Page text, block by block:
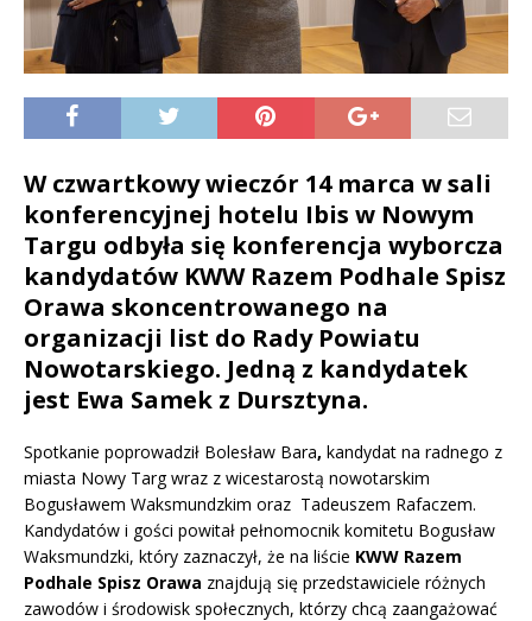
W czwartkowy wieczór 14 marca w sali
konferencyjnej hotelu Ibis w Nowym
Targu odbyła się konferencja wyborcza
kandydatów KWW Razem Podhale Spisz
Orawa skoncentrowanego na
organizacji list do Rady Powiatu
Nowotarskiego. Jedną z kandydatek
jest Ewa Samek z Dursztyna.
Spotkanie poprowadził Bolesław Bara, kandydat na radnego z
miasta Nowy Targ wraz z wicestarostą nowotarskim
Bogusławem Waksmundzkim oraz Tadeuszem Rafaczem.
Kandydatów i gości powitał pełnomocnik komitetu Bogusław
Waksmundzki, który zaznaczył, że na liście KWW Razem
Podhale Spisz Orawa znajdują się przedstawiciele różnych
zawodów i środowisk społecznych, którzy chcą zaangażować